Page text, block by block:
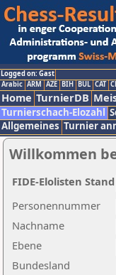
Logged on: Gast
Arabic ARM AZE BIH BUL CAT
Home TurnierDB
Turnierschach-Elozahl
Allgemeines Turnier
Willkommen
Nachname
Ebene
Personennummer
Bundesland
FIDE-Elolisten Stand